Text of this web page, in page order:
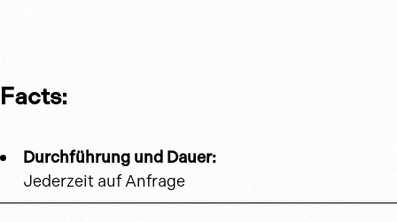
Facts:
Durchführung und Dauer:
Jederzeit auf Anfrage